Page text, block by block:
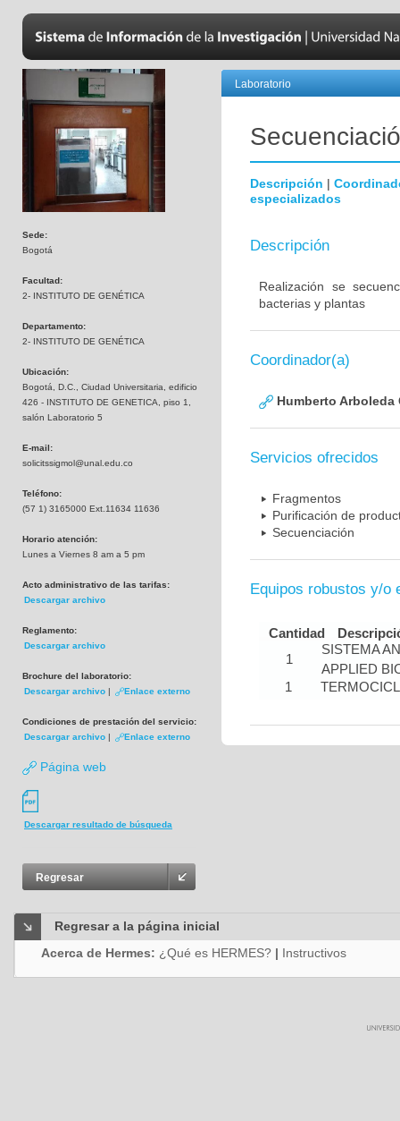
Sede:
Bogotá
Facultad:
2- INSTITUTO DE GENÉTICA
Departamento:
2- INSTITUTO DE GENÉTICA
Ubicación:
Bogotá, D.C., Ciudad Universitaria, edificio
426 - INSTITUTO DE GENETICA, piso 1,
salón Laboratorio 5
E-mail:
solicitssigmol@unal.edu.co
Teléfono:
(57 1) 3165000 Ext.11634 11636
Horario atención:
Lunes a Viernes 8 am a 5 pm
Acto administrativo de las tarifas:
Descargar archivo
Reglamento:
Descargar archivo
Brochure del laboratorio:
Descargar archivo | Enlace externo
Condiciones de prestación del servicio:
Descargar archivo | Enlace externo
Página web
Descargar resultado de búsqueda
Regresar
Laboratorio
Descripción |
especializados
Descripción
Realización se
bacterias y plantas
Coordinador(a)
Humberto Arboleda
Servicios ofrecidos
Fragmentos
Purificación de
Secuenciación
Equipos robustos y/o
Cantidad
1
SISTEMA
APPLIED
1
Regresar a la página inicial
Acerca de Hermes: ¿Qué es HERMES? | Instructivos